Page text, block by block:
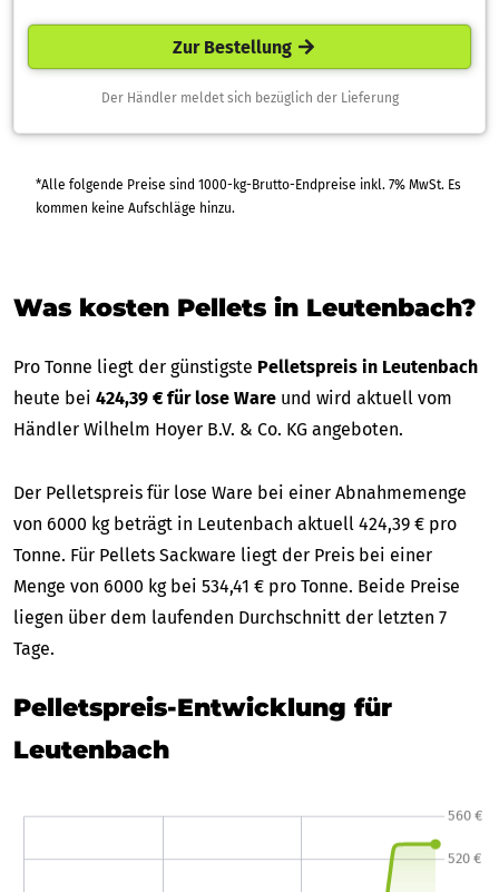
Zur Bestellung
Der Händler meldet sich bezüglich der Lieferung
*Alle folgende Preise sind 1000-kg-Brutto-Endpreise inkl. 7% MwSt. Es
kommen keine Aufschläge hinzu.
Was kosten Pellets in Leutenbach?
Pro Tonne liegt der günstigste Pelletspreis in Leutenbach
heute bei 424,39 € für lose Ware und wird aktuell vom
Händler Wilhelm Hoyer B.V. & Co. KG angeboten.
Der Pelletspreis für lose Ware bei einer Abnahmemenge
von 6000 kg beträgt in Leutenbach aktuell 424,39 € pro
Tonne. Für Pellets Sackware liegt der Preis bei einer
Menge von 6000 kg bei 534,41 € pro Tonne. Beide Preise
liegen über dem laufenden Durchschnitt der letzten 7
Tage.
Pelletspreis-Entwicklung für
Leutenbach